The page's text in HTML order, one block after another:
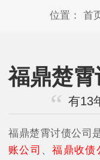
位置： 首
福鼎楚霄
有13
福鼎楚霄讨债公司
账公司
、福鼎收债